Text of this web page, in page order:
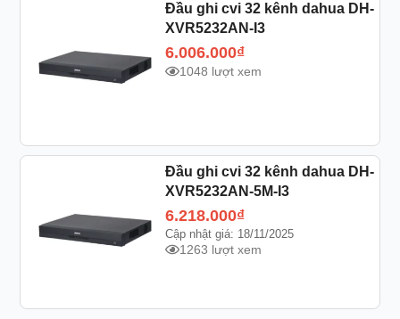
Đầu ghi cvi 32 kênh dahua DH-
XVR5232AN-I3
6.006.000₫
1048 lượt xem
Đầu ghi cvi 32 kênh dahua DH-
XVR5232AN-5M-I3
6.218.000₫
Cập nhật giá: 18/11/2025
1263 lượt xem